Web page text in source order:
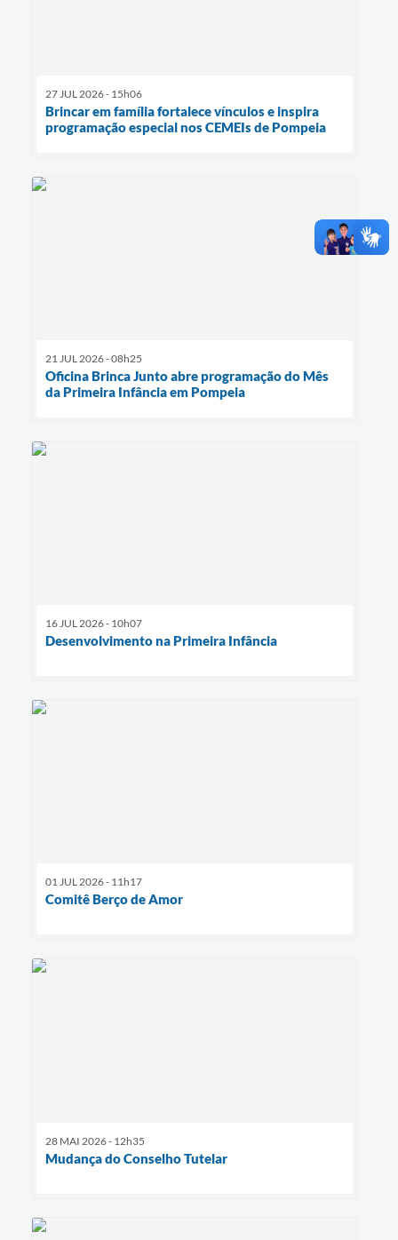
27 JUL 2026 - 15h06
Brincar em família fortalece vínculos e inspira
programação especial nos CEMEIs de Pompeia
21 JUL 2026 - 08h25
Oficina Brinca Junto abre programação do Mês
da Primeira Infância em Pompeia
16 JUL 2026 - 10h07
Desenvolvimento na Primeira Infância
01 JUL 2026 - 11h17
Comitê Berço de Amor
28 MAI 2026 - 12h35
Mudança do Conselho Tutelar